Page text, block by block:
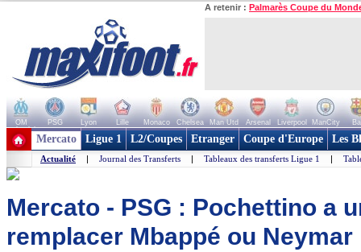
A retenir : Palmarès Coupe du
OM PSG Lyon Lille Monaco Chelsea Man Utd Arsenal Liverpool ManCity
+ de clubs
Mercato Ligue 1 L2/Coupes Etranger Coupe d'Europe Les
Actualité | Journal des Transferts | Tableaux des transferts Ligue 1 |
Mercato - PSG : Pochettino a
remplacer Mbappé ou Neymar